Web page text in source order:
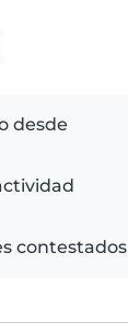
desde
contestados